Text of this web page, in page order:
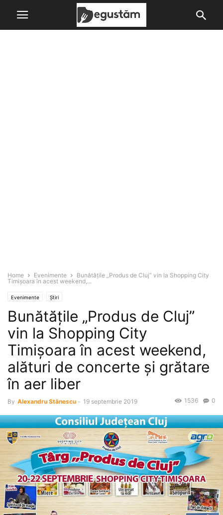
Home Evenimente
Bunătăţile „Produs de Cluj” vin la Shopping City
Timişoara în acest weekend,...
Evenimente Știri
Bunătăţile „Produs de Cluj”
vin la Shopping City
Timişoara în acest weekend,
alături de concerte şi grătare
în aer liber
By Alexandru Stănescu - 19 septembrie 2019 0
1536